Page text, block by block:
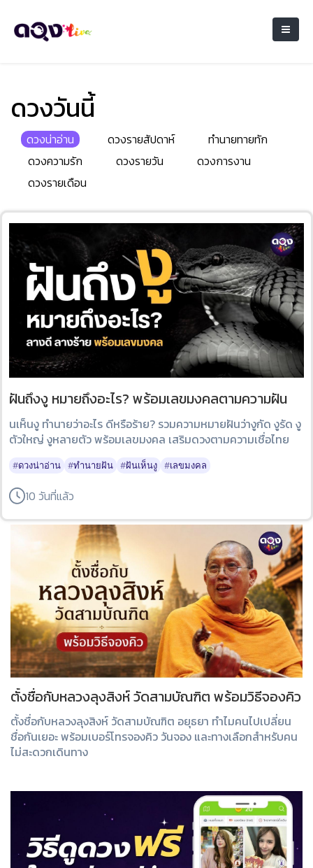
ดวงวันนี้
ดวงน่าอ่าน ดวงรายสัปดาห์
ทำนายทายทัก
ดวงความรัก
ดวงรายวัน
ดวงการงาน
ดวงรายเดือน
ฝันถึงงู หมายถึงอะไร? พร้อมเลขมงคลตามความฝัน
นเห็นงู ทำนายว่าอะไร ดีหรือร้าย? รวมความหมายฝันว่างูกัด งูรัด งู
ตัวใหญ่ งูหลายตัว พร้อมเลขมงคล เสริมดวงตามความเชื่อไทย
#ดวงน่าอ่าน #ทำนายฝัน #ฝันเห็นงู #เลขมงคล
10 วันที่แล้ว
ตั้งชื่อกับหลวงลุงสิงห์ วัดสามบัณฑิต พร้อมวิธีจองคิว
ตั้งชื่อกับหลวงลุงสิงห์ วัดสามบัณฑิต อยุธยา ทำไมคนไปเปลี่ยน
ชื่อกันเยอะ พร้อมเบอร์โทรจองคิว วันจอง และทางเลือกสำหรับคน
ไม่สะดวกเดินทาง